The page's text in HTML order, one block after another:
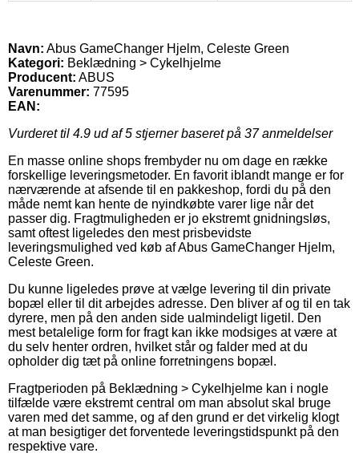
Navn: Abus GameChanger Hjelm, Celeste Green
Kategori: Beklædning > Cykelhjelme
Producent: ABUS
Varenummer: 77595
EAN:
Vurderet til 4.9 ud af 5 stjerner baseret på 37anmeldelser
En masse online shops frembyder nu om dage en række
forskellige leveringsmetoder. En favorit iblandt mange er for
nærværende at afsende til en pakkeshop, fordi du på den
måde nemt kan hente de nyindkøbte varer lige når det
passer dig. Fragtmuligheden er jo ekstremt gnidningsløs,
samt oftest ligeledes den mest prisbevidste
leveringsmulighed ved køb af Abus GameChanger Hjelm,
Celeste Green.
Du kunne ligeledes prøve at vælge levering til din private
bopæl eller til dit arbejdes adresse. Den bliver af og til en tak
dyrere, men på den anden side ualmindeligt ligetil. Den
mest betalelige form for fragt kan ikke modsiges at være at
du selv henter ordren, hvilket står og falder med at du
opholder dig tæt på online forretningens bopæl.
Fragtperioden på Beklædning > Cykelhjelme kan i nogle
tilfælde være ekstremt central om man absolut skal bruge
varen med det samme, og af den grund er det virkelig klogt
at man besigtiger det forventede leveringstidspunkt på den
respektive vare.